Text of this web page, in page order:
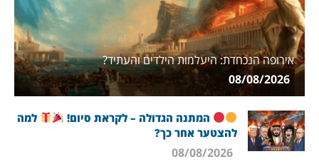
אירופה הנכחדת: היעלמות הילדים והעתיד?
המתנה הגדולה – לקראת סיום!
למה
להצטער אחר כך?